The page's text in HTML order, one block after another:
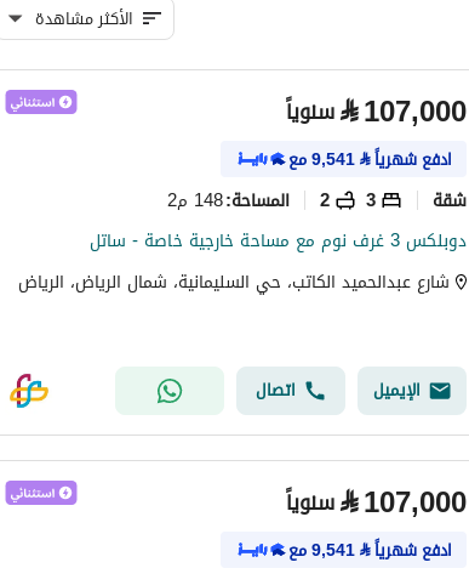
الأكثر مشاهدة
⃁107,000 سنوياً
ادفع شهرياً⃁
9,541مع
شقة 3
2 المساحة:148 م2
دوبلكس 3 غرف نوم مع مساحة خارجية خاصة - ساتل
شارع عبدالحميد الكاتب، حي السليمانية، شمال الرياض، الرياض
الإيميل اتصال
⃁107,000 سنوياً
ادفع شهرياً⃁
9,541مع